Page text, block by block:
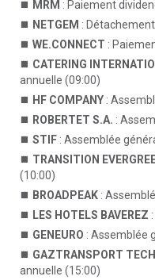
MRM : Paiement
NETGEM :
WE.CONNECT :
CATERING
annuelle (09:00)
HF COMPANY :
ROBERTET S.A. :
STIF : Assemblée
TRANSITION
(10:00)
BROADPEAK :
LES HOTELS BAVEREZ
GENEURO : Assemblée
GAZTRANSPORT
annuelle (15:00)